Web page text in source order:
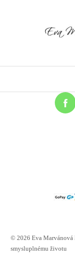
© 2026 Eva Marvánová
smysluplnému životu